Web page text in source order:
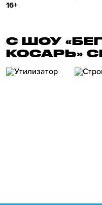
16+
С ШОУ
КОСАРЬ»